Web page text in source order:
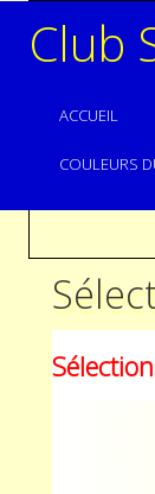
Club
ACCUEIL
COULEURS